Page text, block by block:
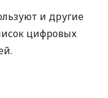
и другие
цифровых